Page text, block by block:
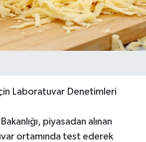
Laboratuvar Denetimleri
piyasadan alınan
ortamında test ederek